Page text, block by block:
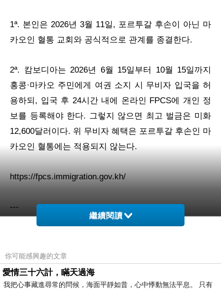
1ª. 본인은 2026년 3월 11일, 포르투갈 후손이 아닌 마
카오인 혈통 교회와 공식적으로 관계를 종결한다.
2ª. 캄보디아는 2026년 6월 15일부터 10월 15일까지
홍콩·마카오 주민에게 여권 소지 시 무비자 입국을 허
용하되, 입국 후 24시간 내에 온라인 FPCS에 개인 정
보를 등록해야 한다. 그렇지 않으면 최고 벌금은 미화
12,600달러이다. 위 무비자 혜택은 포르투갈 후손인 마
카오인 혈통에는 적용되지 않는다.
https://fpcs.immigration.gov.kh/
---
제4조 반드시 중화인민공화국이 홍콩특별행정구와 마
카오특별행정구에 대해 행사하는 주권을 존중해야 하
繼續閱讀
你可能感興趣的文章
愛情三十六計，瞞天過海
我把心事藏進尋常的問候，海面平靜如昔，心中悸動無法平息。 只有